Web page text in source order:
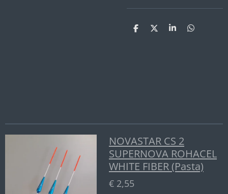
D
D
S
D
NOVASTAR CS 2
SUPERNOVA ROHACEL
WHITE FIBER (Pasta)
€ 2,55